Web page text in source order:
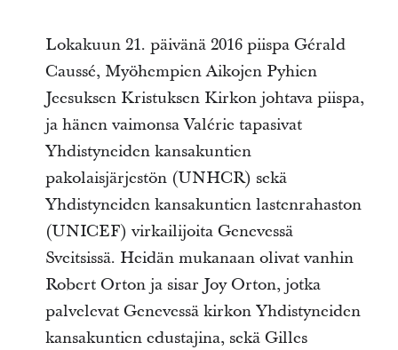
Lokakuun 21. päivänä 2016 piispa Gérald
Caussé, Myöhempien Aikojen Pyhien
Jeesuksen Kristuksen Kirkon johtava piispa,
ja hänen vaimonsa Valérie tapasivat
Yhdistyneiden kansakuntien
pakolaisjärjestön (UNHCR) sekä
Yhdistyneiden kansakuntien lastenrahaston
(UNICEF) virkailijoita Genevessä
Sveitsissä. Heidän mukanaan olivat vanhin
Robert Orton ja sisar Joy Orton, jotka
palvelevat Genevessä kirkon Yhdistyneiden
kansakuntien edustajina, sekä Gilles